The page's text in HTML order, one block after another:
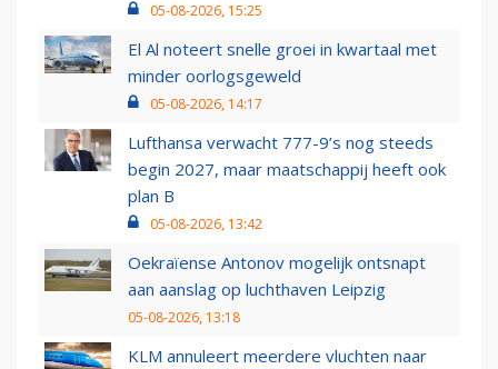
05-08-2026, 15:25
El Al noteert snelle groei in kwartaal met
minder oorlogsgeweld
05-08-2026, 14:17
Lufthansa verwacht 777-9’s nog steeds
begin 2027, maar maatschappij heeft ook
plan B
05-08-2026, 13:42
Oekraïense Antonov mogelijk ontsnapt
aan aanslag op luchthaven Leipzig
05-08-2026, 13:18
KLM annuleert meerdere vluchten naar